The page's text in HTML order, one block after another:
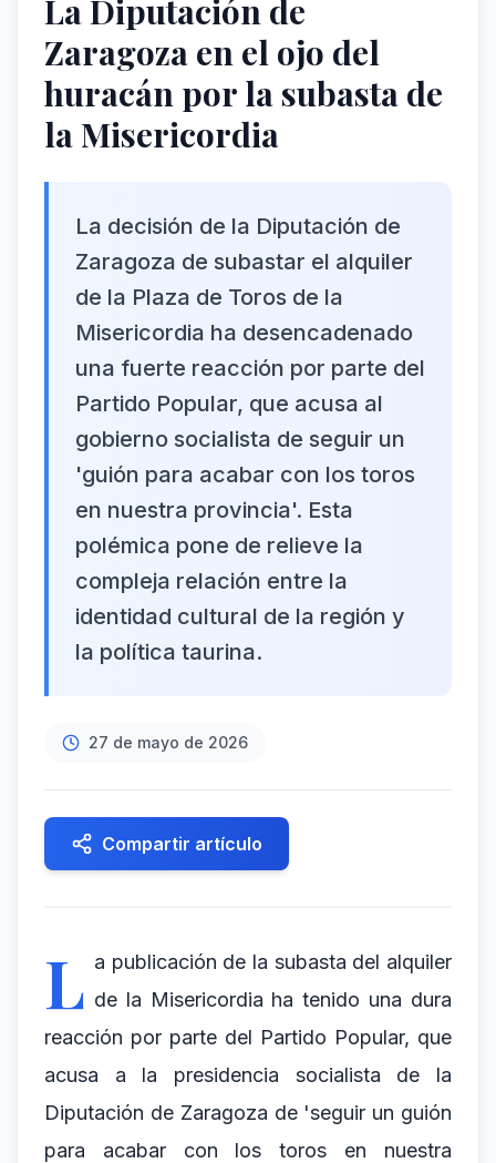
La Diputación de
Zaragoza en el ojo del
huracán por la subasta de
la Misericordia
La decisión de la Diputación de
Zaragoza de subastar el alquiler
de la Plaza de Toros de la
Misericordia ha desencadenado
una fuerte reacción por parte del
Partido Popular, que acusa al
gobierno socialista de seguir un
'guión para acabar con los toros
en nuestra provincia'. Esta
polémica pone de relieve la
compleja relación entre la
identidad cultural de la región y
la política taurina.
27 de mayo de 2026
Compartir artículo
L a publicación de la subasta del alquiler
de la Misericordia ha tenido una dura
reacción por parte del Partido Popular, que
acusa a la presidencia socialista de la
Diputación de Zaragoza de 'seguir un guión
para acabar con los toros en nuestra